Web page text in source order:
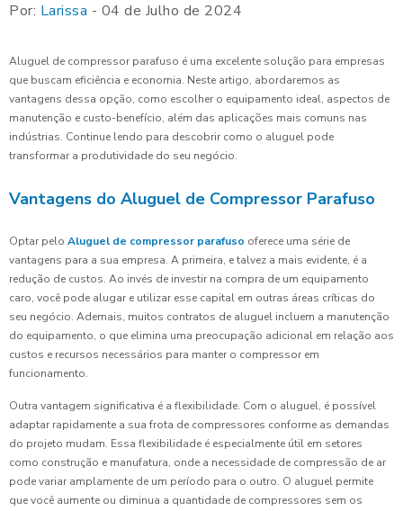
Por: Larissa - 04 de Julho de 2024
Aluguel de compressor parafuso é uma excelente solução para empresas
que buscam eficiência e economia. Neste artigo, abordaremos as
vantagens dessa opção, como escolher o equipamento ideal, aspectos de
manutenção e custo-benefício, além das aplicações mais comuns nas
indústrias. Continue lendo para descobrir como o aluguel pode
transformar a produtividade do seu negócio.
Vantagens do Aluguel de Compressor Parafuso
Optar pelo Aluguel de compressor parafuso oferece uma série de
vantagens para a sua empresa. A primeira, e talvez a mais evidente, é a
redução de custos. Ao invés de investir na compra de um equipamento
caro, você pode alugar e utilizar esse capital em outras áreas críticas do
seu negócio. Ademais, muitos contratos de aluguel incluem a manutenção
do equipamento, o que elimina uma preocupação adicional em relação aos
custos e recursos necessários para manter o compressor em
funcionamento.
Outra vantagem significativa é a flexibilidade. Com o aluguel, é possível
adaptar rapidamente a sua frota de compressores conforme as demandas
do projeto mudam. Essa flexibilidade é especialmente útil em setores
como construção e manufatura, onde a necessidade de compressão de ar
pode variar amplamente de um período para o outro. O aluguel permite
que você aumente ou diminua a quantidade de compressores sem os